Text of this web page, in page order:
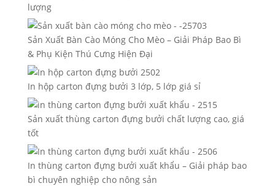
lượng
Sản Xuất Bàn Cào Móng Cho Mèo – Giải Pháp Bao Bì
& Phụ Kiện Thú Cưng Hiện Đại
In hộp carton đựng bưởi 3 lớp, 5 lớp giá sỉ
Sản xuất thùng carton đựng bưởi chất lượng cao, giá
tốt
In thùng carton đựng bưởi xuất khẩu – Giải pháp bao
bì chuyên nghiệp cho nông sản